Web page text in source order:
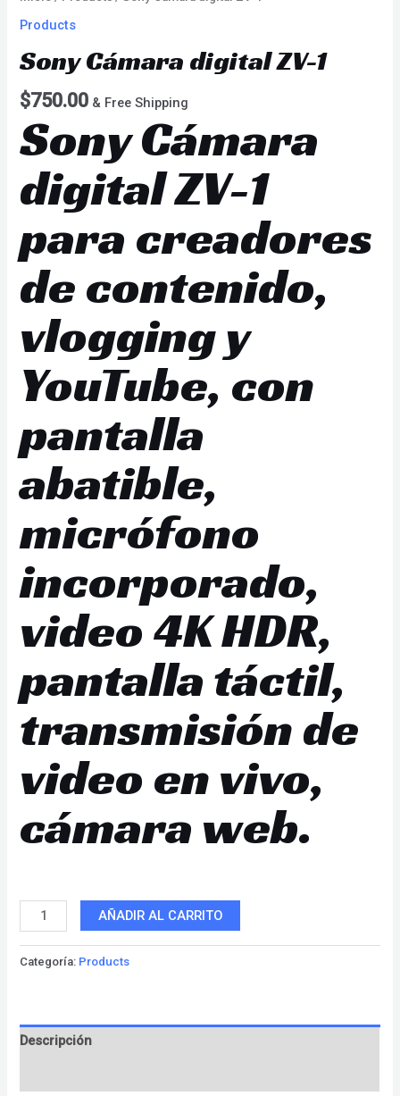
Products
Sony Cámara digital ZV-1
$750.00 & Free Shipping
Sony Cámara
digital ZV-1
para creadores
de contenido,
vlogging y
YouTube, con
pantalla
abatible,
micrófono
incorporado,
video 4K HDR,
pantalla táctil,
transmisión de
video en vivo,
cámara web.
AÑADIR AL CARRITO
Categoría: Products
Descripción